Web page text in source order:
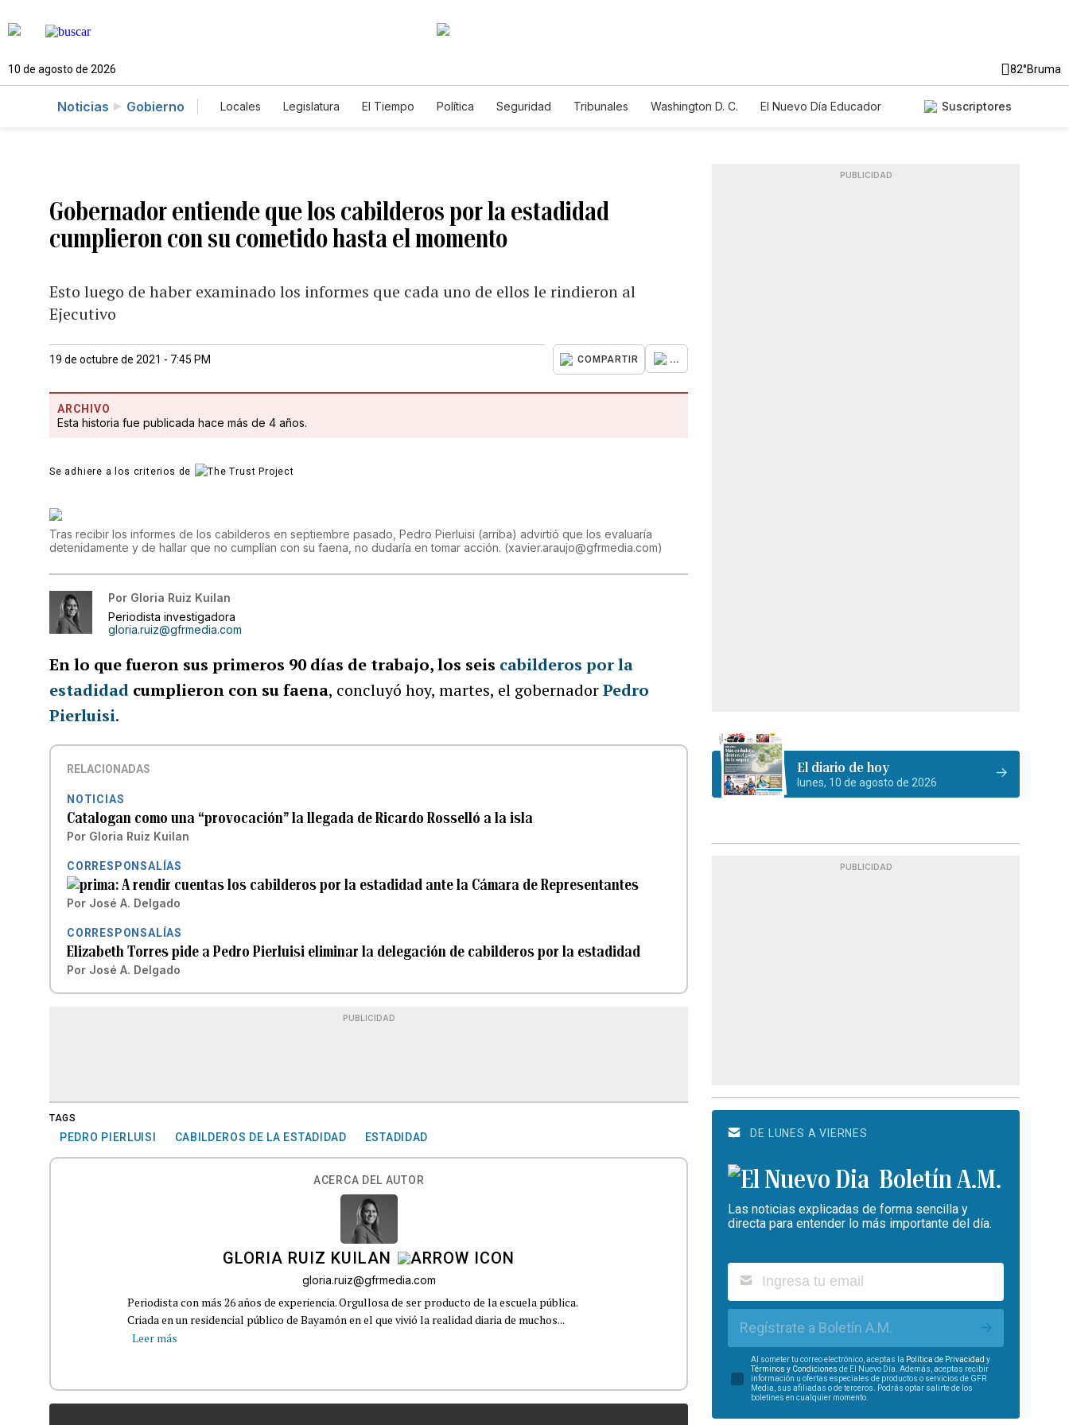
10 de agosto de 2026 82°Bruma
Noticias Gobierno Locales Legislatura El Tiempo Política Seguridad Tribunales Washington D. C.
El Nuevo Día Educador
Suscriptores
Gobernador entiende que los cabilderos por la estadidad
cumplieron con su cometido hasta el momento
Esto luego de haber examinado los informes que cada uno de ellos le rindieron al
Ejecutivo
19 de octubre de 2021 - 7:45 PM COMPARTIR ...
ARCHIVO
Esta historia fue publicada hace más de 4 años.
Se adhiere a los criterios de
Tras recibir los informes de los cabilderos en septiembre pasado, Pedro Pierluisi (arriba) advirtió que los evaluaría
detenidamente y de hallar que no cumplían con su faena, no dudaría en tomar acción. (xavier.araujo@gfrmedia.com)
Por Gloria Ruiz Kuilan
Periodista investigadora
gloria.ruiz@gfrmedia.com
En lo que fueron sus primeros 90 días de trabajo, los seis cabilderos por la
estadidad cumplieron con su faena, concluyó hoy, martes, el gobernadorPedro
Pierluisi.
RELACIONADAS
NOTICIAS
Catalogan como una “provocación” la llegada de Ricardo Rosselló a la isla
Por Gloria Ruiz Kuilan
CORRESPONSALÍAS
A rendir cuentas los cabilderos por la estadidad ante la Cámara de Representantes
Por José A. Delgado
CORRESPONSALÍAS
Elizabeth Torres pide a Pedro Pierluisi eliminar la delegación de cabilderos por la estadidad
Por José A. Delgado
PUBLICIDAD
TAGS
PEDRO PIERLUISI CABILDEROS DE LA ESTADIDAD ESTADIDAD
ACERCA DEL AUTOR
GLORIA RUIZ KUILAN
gloria.ruiz@gfrmedia.com
Periodista con más 26 años de experiencia. Orgullosa de ser producto de la escuela pública.
Criada en un residencial público de Bayamón en el que vivió la realidad diaria de muchos...
Leer más
PUBLICIDAD
El diario de hoy
lunes, 10 de agosto de 2026
PUBLICIDAD
DE LUNES A VIERNES
Boletín A.M.
Las noticias explicadas de forma sencilla y
directa para entender lo más importante del día.
Regístrate a Boletín A.M.
Al someter tu correo electrónico, aceptas la Política de Privacidad y
Términos y Condiciones de El Nuevo Día. Además, aceptas recibir
información u ofertas especiales de productos o servicios de GFR
Media, sus afiliadas o de terceros. Podrás optar salirte de los
boletines en cualquier momento.